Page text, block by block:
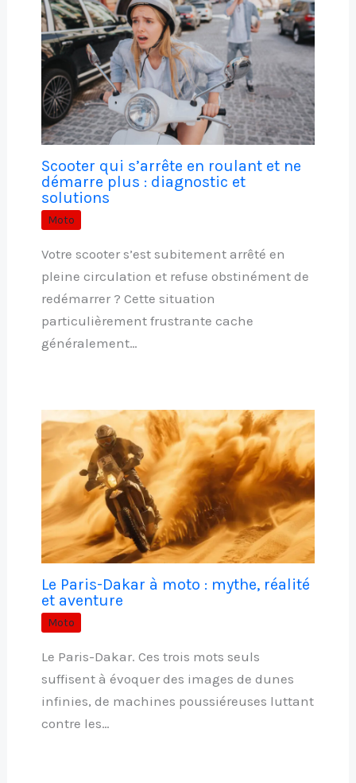
Scooter qui s’arrête en roulant et ne
démarre plus : diagnostic et
solutions
Moto
Votre scooter s’est subitement arrêté en
pleine circulation et refuse obstinément de
redémarrer ? Cette situation
particulièrement frustrante cache
généralement…
Le Paris-Dakar à moto : mythe, réalité
et aventure
Moto
Le Paris-Dakar. Ces trois mots seuls
suffisent à évoquer des images de dunes
infinies, de machines poussiéreuses luttant
contre les…